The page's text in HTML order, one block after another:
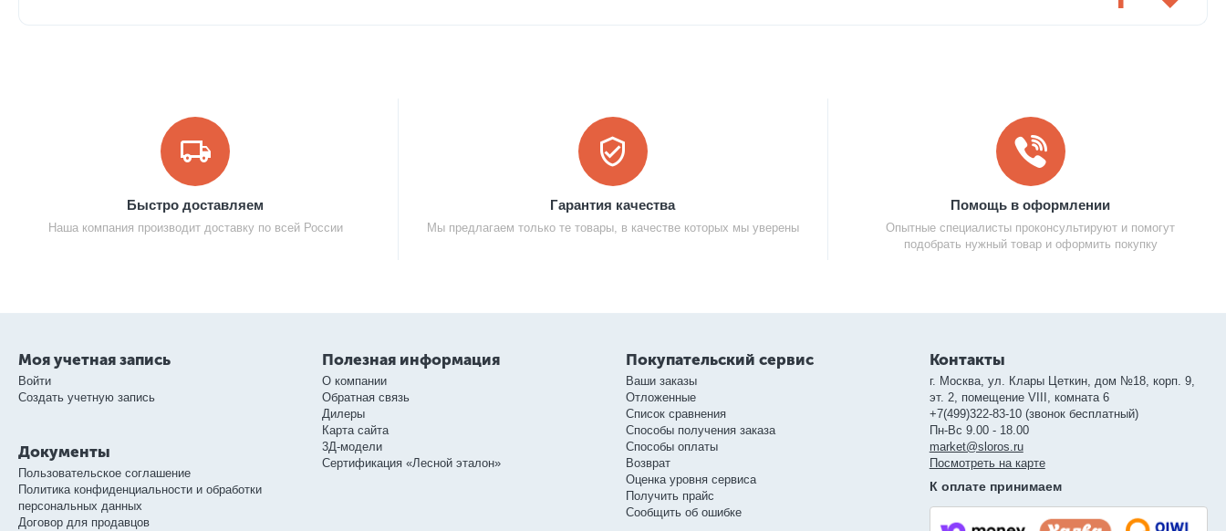
Быстро доставляем
Наша компания производит доставку по всей России
Гарантия качества
Мы предлагаем только те товары, в качестве которых мы уверены
Помощь в оформлении
Опытные специалисты проконсультируют и помогут
подобрать нужный товар и оформить покупку
Моя учетная запись
Войти
Создать учетную запись
Документы
Пользовательское соглашение
Политика конфиденциальности и обработки
персональных данных
Договор для продавцов
Полезная информация
О компании
Обратная связь
Дилеры
Карта сайта
3Д-модели
Сертификация «Лесной эталон»
Покупательский сервис
Ваши заказы
Отложенные
Список сравнения
Способы получения заказа
Способы оплаты
Возврат
Оценка уровня сервиса
Получить прайс
Сообщить об ошибке
Контакты
г. Москва, ул. Клары Цеткин, дом №18, корп. 9,
эт. 2, помещение VIII, комната 6
+7(499)322-83-10 (звонок бесплатный)
Пн-Вс 9.00 - 18.00
market@sloros.ru
Посмотреть на карте
К оплате принимаем